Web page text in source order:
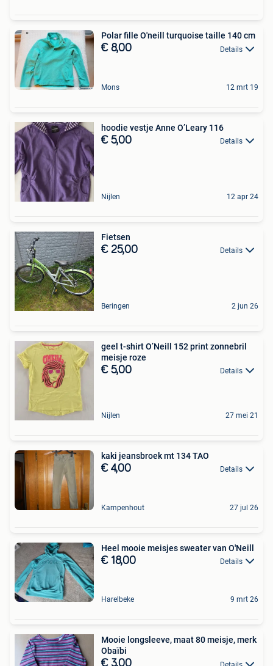
Polar fille O'neill turquoise taille 140 cm
€ 8,00 Details
Mons 12 mrt 19
hoodie vestje Anne O’Leary 116
€ 5,00 Details
Nijlen 12 apr 24
Fietsen
€ 25,00 Details
Beringen 2 jun 26
geel t-shirt O’Neill 152 print zonnebril
meisje roze
€ 5,00 Details
Nijlen 27 mei 21
kaki jeansbroek mt 134 TAO
€ 4,00 Details
Kampenhout 27 jul 26
Heel mooie meisjes sweater van O'Neill
€ 18,00 Details
Harelbeke 9 mrt 26
Mooie longsleeve, maat 80 meisje, merk
Obaïbi
€ 3,00